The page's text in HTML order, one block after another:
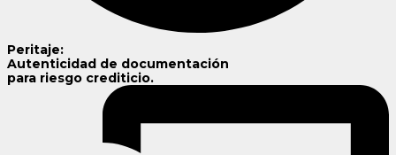
Peritaje:
Autenticidad de documentación
para riesgo crediticio.